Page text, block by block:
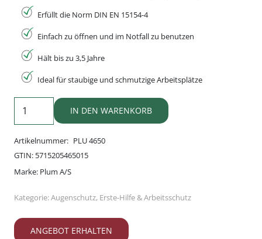
Erfüllt die Norm DIN EN 15154-4
Einfach zu öffnen und im Notfall zu benutzen
Hält bis zu 3,5 Jahre
Ideal für staubige und schmutzige Arbeitsplätze
Plum
Augenspülstation
mit
2
Flaschen
IN DEN WARENKORB
Artikelnummer: PLU 4650
GTIN: 5715205465015
Marke: Plum A/S
Kategorie:Augenschutz, Erste-Hilfe & Arbeitsschutz
ANGEBOT ERHALTEN